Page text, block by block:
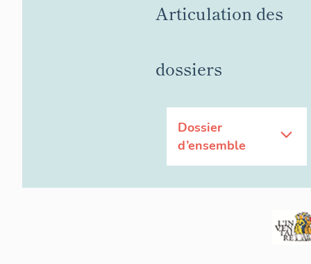
Articulation des
dossiers
Dossier
d’ensemble